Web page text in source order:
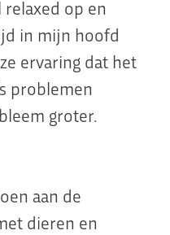
op en
in mijn hoofd
ervaring dat het
problemen
groter.
aan de
dieren en